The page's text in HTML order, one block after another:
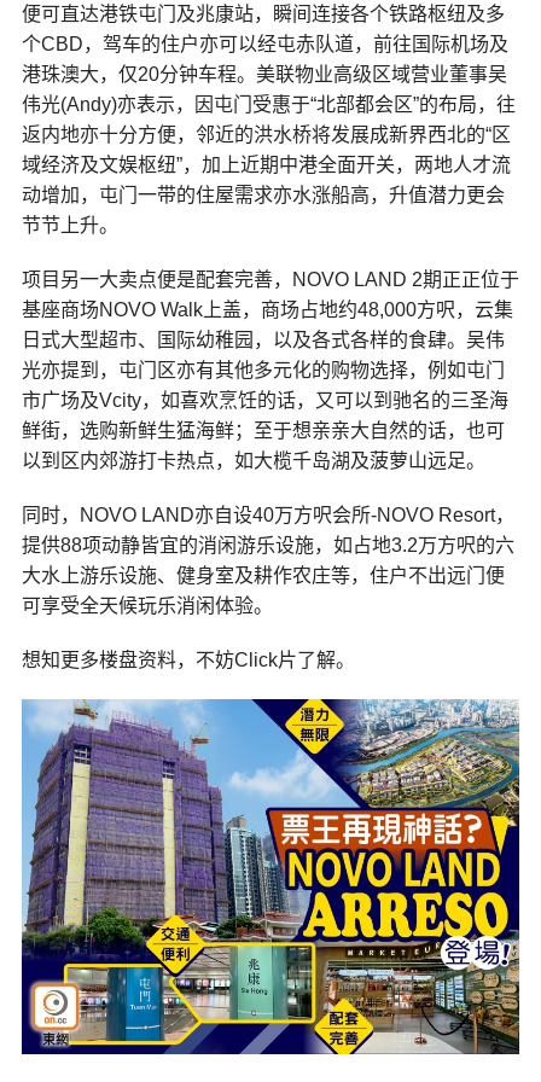
便可直达港铁屯门及兆康站，瞬间连接各个铁路枢纽及多
个CBD，驾车的住户亦可以经屯赤队道，前往国际机场及
港珠澳大，仅20分钟车程。美联物业高级区域营业董事吴
伟光(Andy)亦表示，因屯门受惠于“北部都会区”的布局，往
返内地亦十分方便，邻近的洪水桥将发展成新界西北的“区
域经济及文娱枢纽”，加上近期中港全面开关，两地人才流
动增加，屯门一带的住屋需求亦水涨船高，升值潜力更会
节节上升。
项目另一大卖点便是配套完善，NOVO LAND 2期正正位于
基座商场NOVO Walk上盖，商场占地约48,000方呎，云集
日式大型超市、国际幼稚园，以及各式各样的食肆。吴伟
光亦提到，屯门区亦有其他多元化的购物选择，例如屯门
市广场及Vcity，如喜欢烹饪的话，又可以到驰名的三圣海
鲜街，选购新鲜生猛海鲜；至于想亲亲大自然的话，也可
以到区内郊游打卡热点，如大榄千岛湖及菠萝山远足。
同时，NOVO LAND亦自设40万方呎会所-NOVO Resort，
提供88项动静皆宜的消闲游乐设施，如占地3.2万方呎的六
大水上游乐设施、健身室及耕作农庄等，住户不出远门便
可享受全天候玩乐消闲体验。
想知更多楼盘资料，不妨Click片了解。